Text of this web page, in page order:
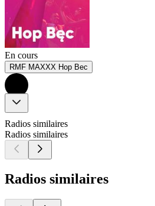
En cours
RMF MAXXX Hop Bec
Radios similaires
Radios similaires
Radios similaires